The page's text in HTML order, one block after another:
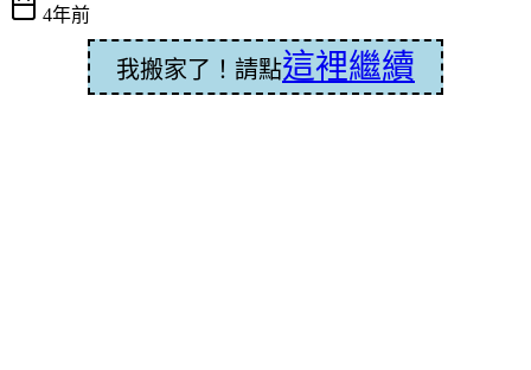
4年前
我搬家了！請點這裡繼續